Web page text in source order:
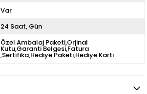
Var
24 Saat Gün
Özel Ambalaj Paketi,Orjinal
Kutu,Garanti Belgesi,Fatura
,Sertifika,Hediye Paketi,Hediye Kartı